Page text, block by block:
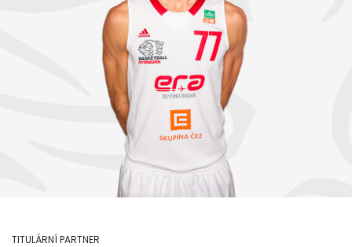
TITULÁRNÍ PARTNER